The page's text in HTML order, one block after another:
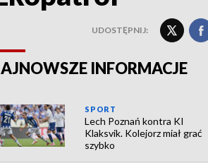
UDOSTĘPNIJ:
INFORMACJE
SPORT
Lech Poznań kontra KI
Klaksvik. Kolejorz miał grać
szybko